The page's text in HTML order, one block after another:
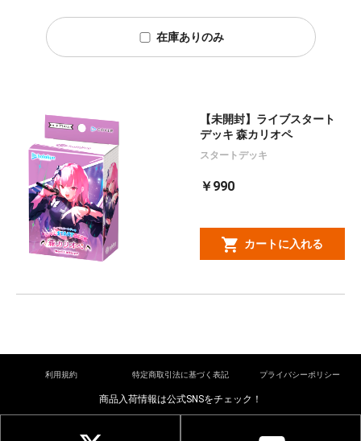
在庫ありのみ
【未開封】ライブスタート
デッキ 森カリオペ
スタートデッキ
￥990
カートに入れる
利用規約 特定商取引法に基づく表記 プライバシーポリシー
商品入荷情報は公式SNSをチェック！